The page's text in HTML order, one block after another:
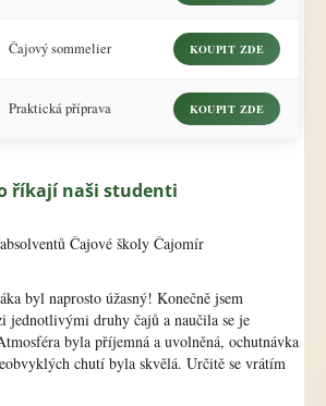
Čajový sommelier KOUPIT ZDE
Praktická příprava KOUPIT ZDE
říkají naši studenti
Čajové školy Čajomír
byl naprosto úžasný! Konečně jsem
jednotlivými druhy čajů a naučila se je
byla příjemná a uvolněná, ochutnávka
chutí byla skvělá. Určitě se vrátím